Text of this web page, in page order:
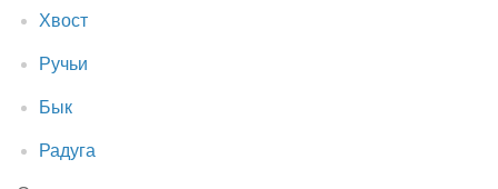
Хвост
Ручьи
Бык
Радуга